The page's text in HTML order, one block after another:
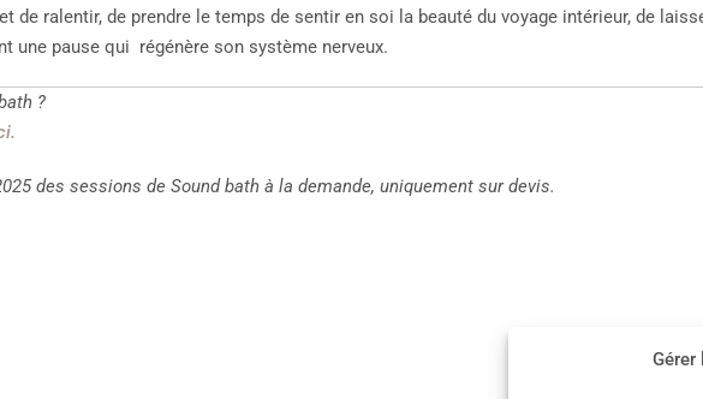
de ralentir, de prendre le temps de sentir en soi la beauté du voyage intérieur, de
une pause qui régénère son système nerveux.
?
des sessions de Sound bath à la demande, uniquement sur devis.